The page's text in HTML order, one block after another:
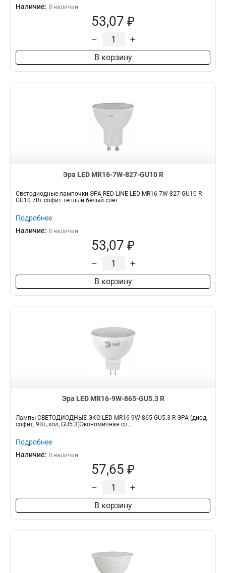
Наличие: В наличии
53,07 ₽
– +
В корзину
Эра LED MR16-7W-827-GU10 R
Светодиодные лампочки ЭРА RED LINE LED MR16-7W-827-GU10 R
GU10 7Вт софит теплый белый свет
Подробнее
Наличие: В наличии
53,07 ₽
– +
В корзину
Эра LED MR16-9W-865-GU5.3 R
Лампы СВЕТОДИОДНЫЕ ЭКО LED MR16-9W-865-GU5.3 R ЭРА (диод,
софит, 9Вт, хол, GU5.3)Экономичная св...
Подробнее
Наличие: В наличии
57,65 ₽
– +
В корзину